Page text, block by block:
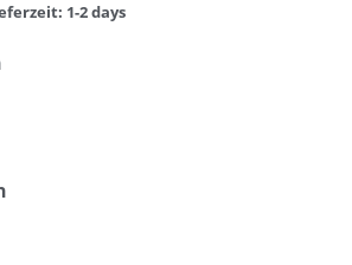
1-2 days
blue